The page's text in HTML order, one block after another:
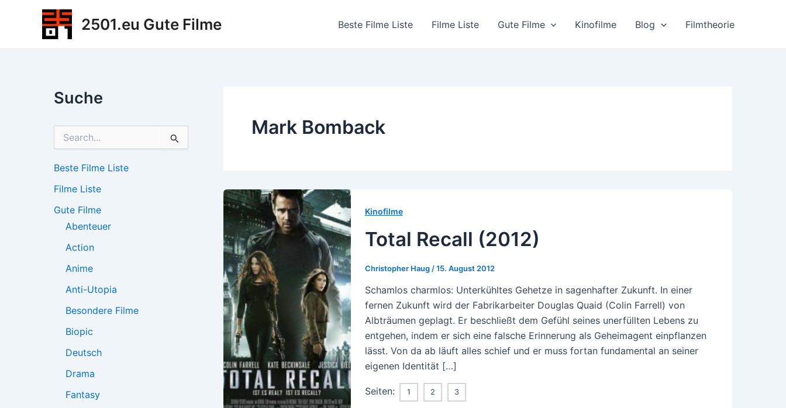
2501.eu Gute Filme Beste Filme Liste Filme Liste Gute Filme Kinofilme Blog Filmtheorie
Suche
h
n
a
Beste Filme Liste
Filme Liste
Gute Filme
Abenteuer
Action
Anime
Anti-Utopia
Besondere Filme
Biopic
Deutsch
Drama
Fantasy
Mark Bomback
Kinofilme
Total Recall (2012)
Christopher Haug /15. August 2012
Schamlos charmlos: Unterkühltes Gehetze in sagenhafter Zukunft. In einer
fernen Zukunft wird der Fabrikarbeiter Douglas Quaid (Colin Farrell) von
Albträumen geplagt. Er beschließt dem Gefühl seines unerfüllten Lebens zu
entgehen, indem er sich eine falsche Erinnerung als Geheimagent einpflanzen
lässt. Von da ab läuft alles schief und er muss fortan fundamental an seiner
eigenen Identität […]
Seiten: 1 2 3